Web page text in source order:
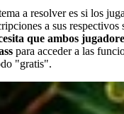
a resolver es si los
a sus
que ambos
para acceder a las
"gratis".